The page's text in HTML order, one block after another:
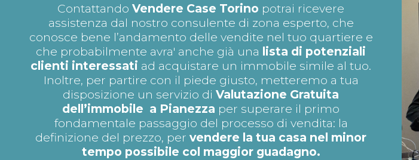
Contattando Vendere Case Torino potrai ricevere
assistenza dal nostro consulente di zona esperto, che
conosce bene l’andamento delle vendite nel tuo quartiere e
che probabilmente avra' anche già una lista di potenziali
clienti interessati ad acquistare un immobile simile al tuo.
Inoltre, per partire con il piede giusto, metteremo a tua
disposizione un servizio di Valutazione Gratuita
dell’immobile a Pianezza per superare il primo
fondamentale passaggio del processo di vendita: la
definizione del prezzo, per vendere la tua casa nel minor
tempo possibile col maggior guadagno.